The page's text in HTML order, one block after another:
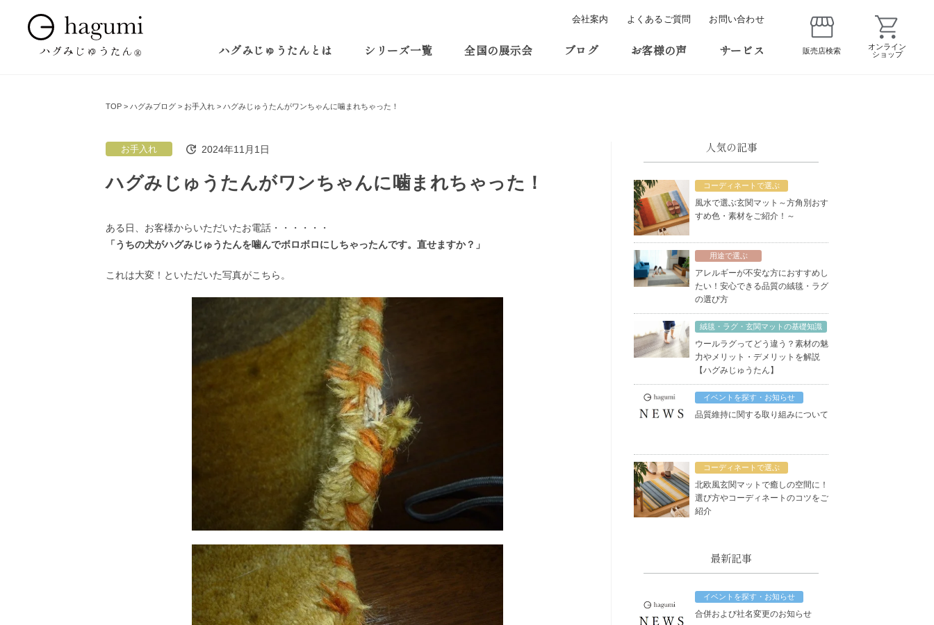
ハグみじゅうたんとは シリーズ一覧 全国の展示会 ブログ お客様の声 サービス
会社案内 よくあるご質問 お問い合わせ
販売店検索
オンライン
ショップ
TOP ハグみブログ お手入れ ハグみじゅうたんがワンちゃんに噛まれちゃった！
ハグみじゅうたんがワンちゃんに噛まれちゃった！
お手入れ 2024年11月1日
ある日、お客様からいただいたお電話・・・・・・
「うちの犬がハグみじゅうたんを噛んでボロボロにしちゃったんです。直せますか？」
これは大変！といただいた写真がこちら。
人気の記事
コーディネートで選ぶ
風水で選ぶ玄関マット～方角別おす
すめ色・素材をご紹介！～
用途で選ぶ
アレルギーが不安な方におすすめし
たい！安心できる品質の絨毯・ラグ
の選び方
絨毯・ラグ・玄関マットの基礎知識
ウールラグってどう違う？素材の魅
力やメリット・デメリットを解説
【ハグみじゅうたん】
イベントを探す・お知らせ
品質維持に関する取り組みについて
コーディネートで選ぶ
北欧風玄関マットで癒しの空間に！
選び方やコーディネートのコツをご
紹介
最新記事
イベントを探す・お知らせ
合併および社名変更のお知らせ